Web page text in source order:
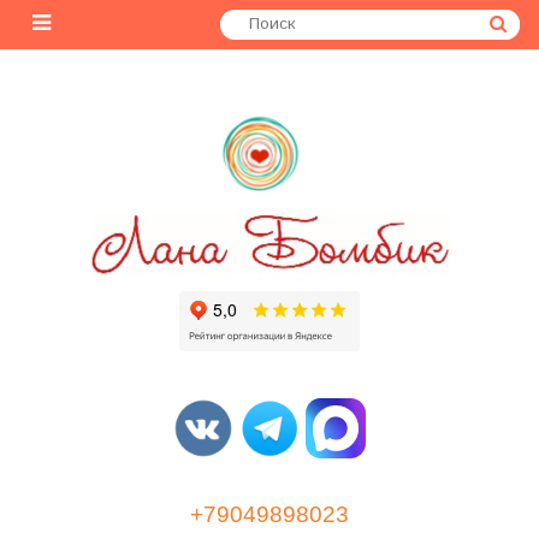
+79049898023